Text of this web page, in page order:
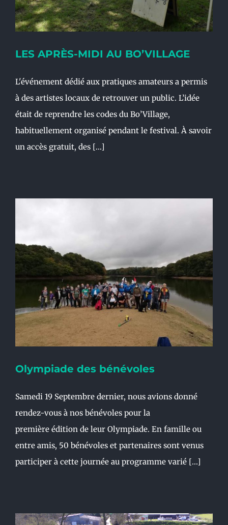
LES APRÈS-MIDI AU BO’VILLAGE
L'événement dédié aux pratiques amateurs a permis
à des artistes locaux de retrouver un public. L’idée
était de reprendre les codes du Bo’Village,
habituellement organisé pendant le festival. À savoir
un accès gratuit, des [...]
Olympiade des bénévoles
Samedi 19 Septembre dernier, nous avions donné
rendez-vous à nos bénévoles pour la
première édition de leur Olympiade. En famille ou
entre amis, 50 bénévoles et partenaires sont venus
participer à cette journée au programme varié [...]